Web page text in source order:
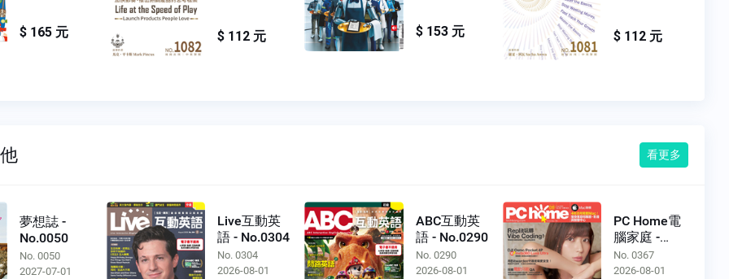
$ 165 元 $ 112 元 $ 153 元 $ 112 元
看更多
夢想誌 -
No.0050
No. 0050
2027-07-01
Live互動英
語 - No.0304
No. 0304
2026-08-01
ABC互動英
語 - No.0290
No. 0290
2026-08-01
PC Home電
腦家庭 -
No.0367
No. 0367
2026-08-01